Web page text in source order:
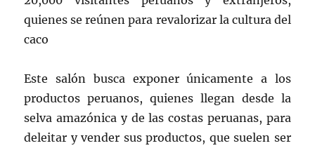
quienes se reúnen para revalorizar la cultura del
caco
Este salón busca exponer únicamente a los
productos peruanos, quienes llegan desde la
selva amazónica y de las costas peruanas, para
deleitar y vender sus productos, que suelen ser